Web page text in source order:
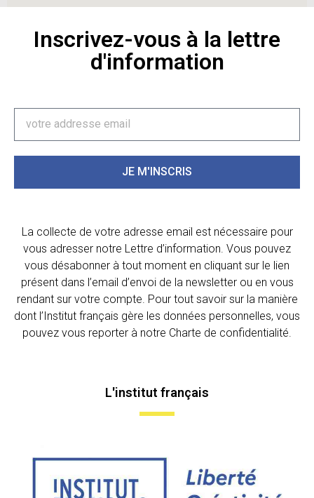
Inscrivez-vous à la lettre
d'information
JE M'INSCRIS
La collecte de votre adresse email est nécessaire pour
vous adresser notre Lettre d’information. Vous pouvez
vous désabonner à tout moment en cliquant sur le lien
présent dans l’email d’envoi de la newsletter ou en vous
rendant sur votre compte. Pour tout savoir sur la manière
dont l’Institut français gère les données personnelles, vous
pouvez vous reporter à notre Charte de confidentialité.
L'institut français